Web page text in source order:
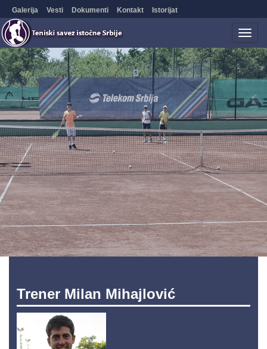
Galerija Vesti Dokumenti Kontakt Istorijat
Trener Milan Mihajlović